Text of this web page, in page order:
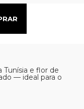
e flor de
— ideal para o